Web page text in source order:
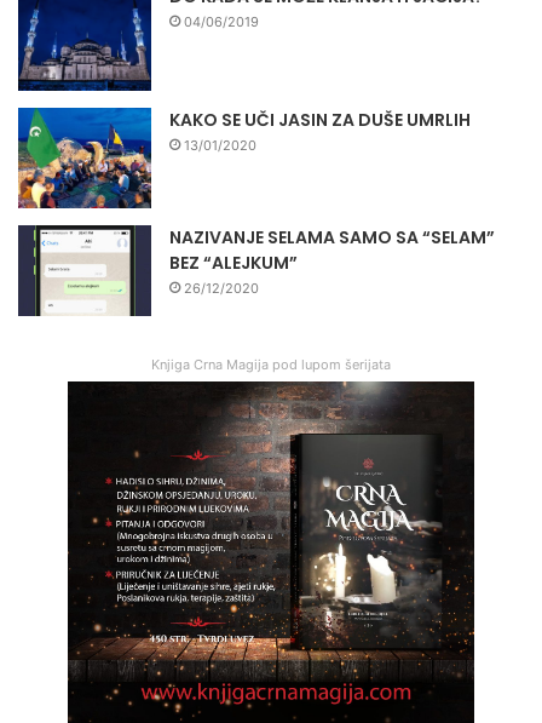
04/06/2019
KAKO SE UČI JASIN ZA DUŠE UMRLIH
13/01/2020
NAZIVANJE SELAMA SAMO SA “SELAM”
BEZ “ALEJKUM”
26/12/2020
Knjiga Crna Magija pod lupom šerijata